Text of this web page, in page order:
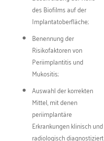
des Biofilms auf der
Implantatoberfläche;
Benennung der
Risikofaktoren von
Periimplantitis und
Mukositis;
Auswahl der korrekten
Mittel, mit denen
periimplantäre
Erkrankungen klinisch und
radiologisch diagnostiziert